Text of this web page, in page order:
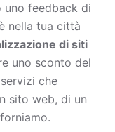
uno feedback di
nella tua città
di siti
uno sconto del
che
sito web, di un